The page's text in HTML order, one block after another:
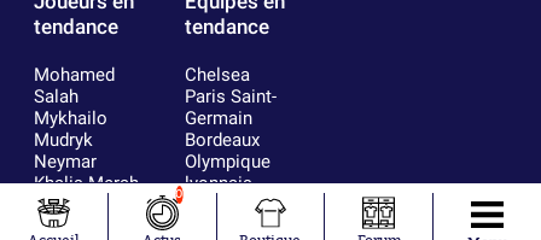
tendance
Mohamed
Salah
Mykhailo
Mudryk
Neymar
Khalis Merah
Loïs Openda
Moussa
tendance
Chelsea
Paris Saint-
Germain
Bordeaux
Olympique
lyonnais
Real Madrid
0